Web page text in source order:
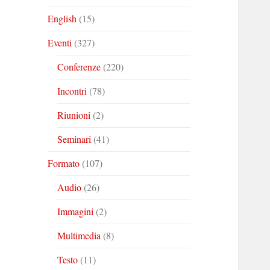
English (15)
Eventi (327)
Conferenze(220)
Incontri (78)
Riunioni (2)
Seminari (41)
Formato(107)
Audio(26)
Immagini (2)
Multimedia (8)
Testo(11)